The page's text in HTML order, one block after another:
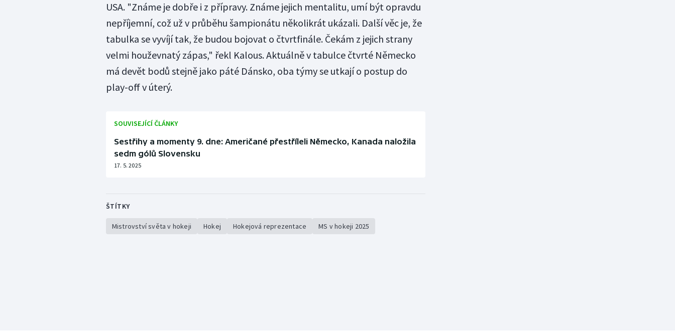
USA. "Známe je dobře i z přípravy. Známe jejich mentalitu, umí být opravdu
nepříjemní, což už v průběhu šampionátu několikrát ukázali. Další věc je, že
tabulka se vyvíjí tak, že budou bojovat o čtvrtfinále. Čekám z jejich strany
velmi houževnatý zápas," řekl Kalous. Aktuálně v tabulce čtvrté Německo
má devět bodů stejně jako páté Dánsko, oba týmy se utkají o postup do
play-off v úterý.
SOUVISEJÍCÍ ČLÁNKY
Sestřihy a momenty 9. dne: Američané přestříleli Německo, Kanada naložila
sedm gólů Slovensku
17. 5. 2025
ŠTÍTKY
Mistrovství světa v hokeji Hokej Hokejová reprezentace MS v hokeji 2025